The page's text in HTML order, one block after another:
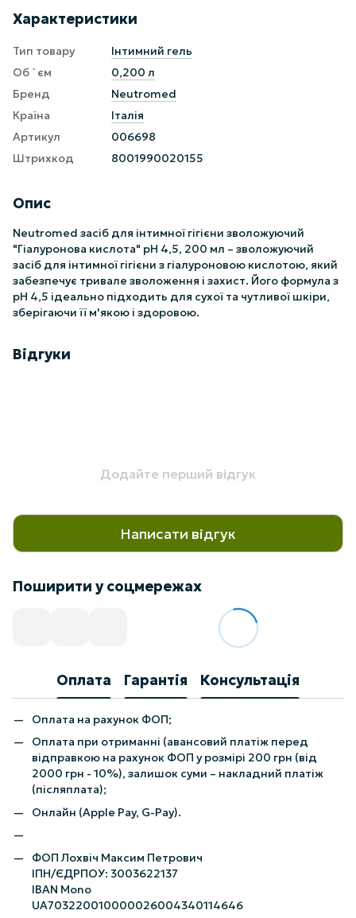
Характеристики
Тип товару
Інтимний гель
Об `єм
0,200 л
Бренд
Neutromed
Країна
Італія
Артикул
006698
Штрихкод
8001990020155
Опис
Neutromed засіб для інтимної гігієни зволожуючий
"Гіалуронова кислота" pH 4,5, 200 мл – зволожуючий
засіб для інтимної гігієни з гіалуроновою кислотою, який
забезпечує тривале зволоження і захист. Його формула з
pH 4,5 ідеально підходить для сухої та чутливої шкіри,
зберігаючи її м'якою і здоровою.
Відгуки
Додайте перший відгук
Написати відгук
Поширити у соцмережах
Оплата Гарантія Консультація
Оплата на рахунок ФОП;
Оплата при отриманні (авансовий платіж перед
відправкою на рахунок ФОП у розмірі 200 грн (від
2000 грн - 10%), залишок суми – накладний платіж
(післяплата);
Онлайн (Apple Pay, G-Pay).
ФОП Лохвіч Максим Петрович
ІПН/ЄДРПОУ: 3003622137
IBAN Mono
UA703220010000026004340114646